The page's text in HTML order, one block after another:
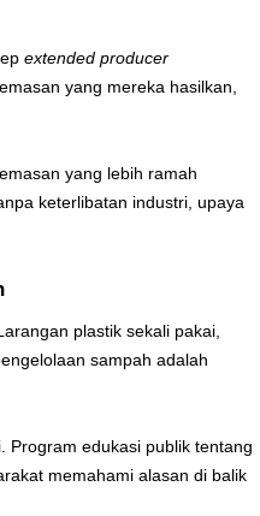
extended producer
yang mereka hasilkan,
yang lebih ramah
keterlibatan industri, upaya
plastik sekali pakai,
sampah adalah
Program edukasi publik tentang
memahami alasan di balik